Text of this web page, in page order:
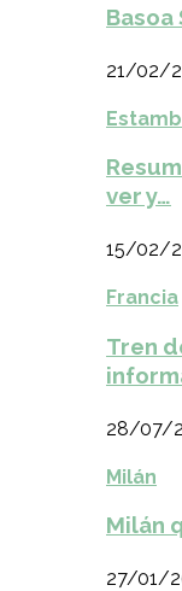
Basoa
21/02/
ver y…
15/02/
Francia
Tren
28/07/
Milán
Milán
27/01/